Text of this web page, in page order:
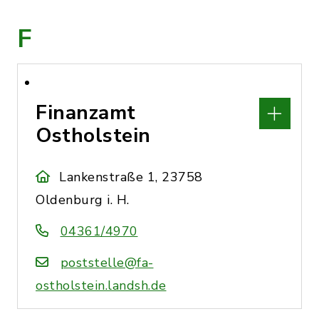
F
Finanzamt
Ostholstein
Lankenstraße 1, 23758
Oldenburg i. H.
04361/4970
poststelle@fa-
ostholstein.landsh.de